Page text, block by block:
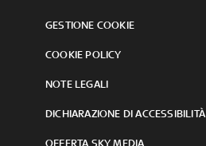
GESTIONE COOKIE
COOKIE POLICY
NOTE LEGALI
DICHIARAZIONE DI ACCESSIBILITÀ
OFFERTA SKY MEDIA